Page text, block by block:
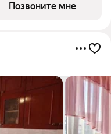
Позвоните мне